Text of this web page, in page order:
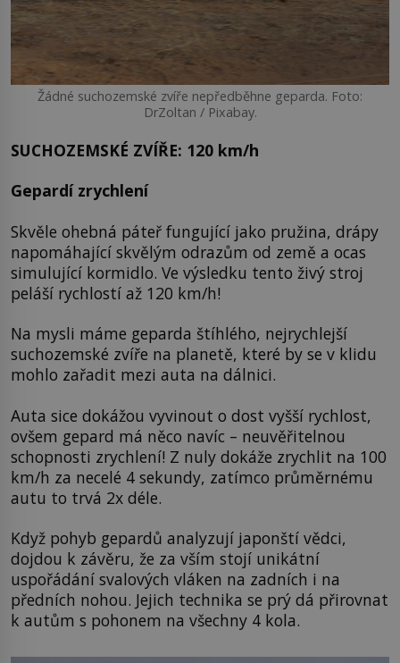
Žádné suchozemské zvíře nepředběhne geparda. Foto:
DrZoltan / Pixabay.
SUCHOZEMSKÉ ZVÍŘE: 120 km/h
Gepardí zrychlení
Skvěle ohebná páteř fungující jako pružina, drápy
napomáhající skvělým odrazům od země a ocas
simulující kormidlo. Ve výsledku tento živý stroj
peláší rychlostí až 120 km/h!
Na mysli máme geparda štíhlého, nejrychlejší
suchozemské zvíře na planetě, které by se v klidu
mohlo zařadit mezi auta na dálnici.
Auta sice dokážou vyvinout o dost vyšší rychlost,
ovšem gepard má něco navíc – neuvěřitelnou
schopnosti zrychlení! Z nuly dokáže zrychlit na 100
km/h za necelé 4 sekundy, zatímco průměrnému
autu to trvá 2x déle.
Když pohyb gepardů analyzují japonští vědci,
dojdou k závěru, že za vším stojí unikátní
uspořádání svalových vláken na zadních i na
předních nohou. Jejich technika se prý dá přirovnat
k autům s pohonem na všechny 4 kola.